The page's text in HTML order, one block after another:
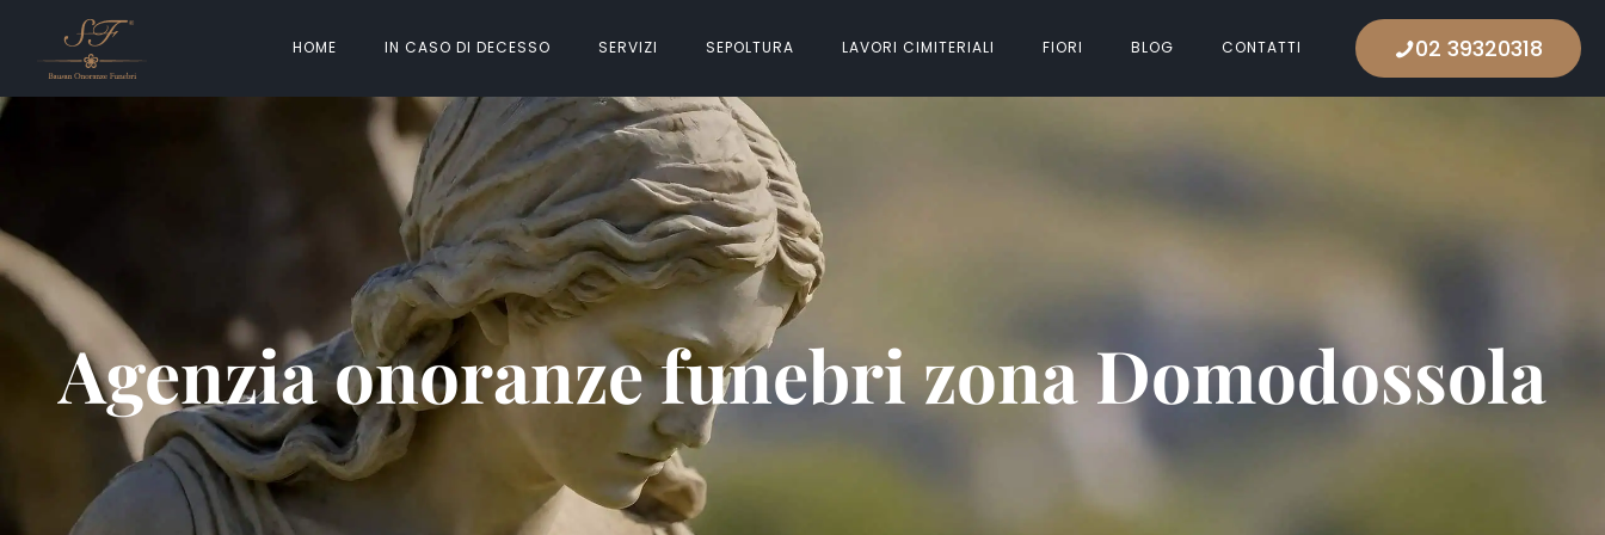
HOME IN CASO DI DECESSO SERVIZI SEPOLTURA LAVORI CIMITERIALI FIORI BLOG CONTATTI 02 39320318
Agenzia onoranze funebri zona Domodossola